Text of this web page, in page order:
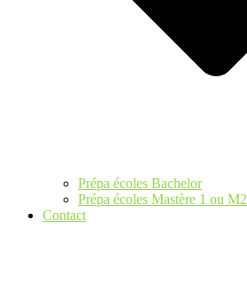
Prépa écoles Bachelor
Prépa écoles Mastère 1 ou M2
Contact